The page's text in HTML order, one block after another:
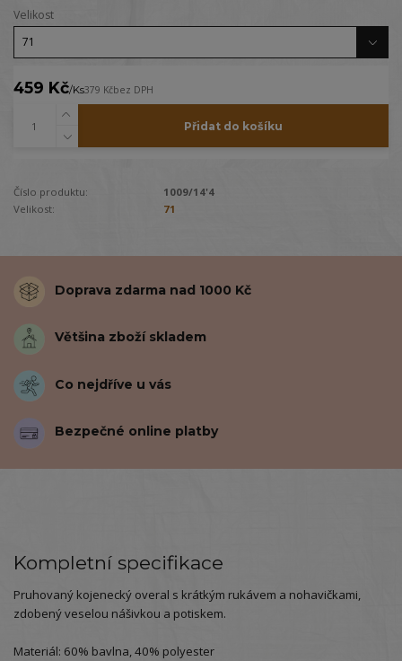
Velikost
459 Kč/Ks379 Kčbez DPH
Přidat do košíku
Číslo produktu:
1009/14'4
Velikost:
71
Doprava zdarma nad 1000 Kč
Většina zboží skladem
Co nejdříve u vás
Bezpečné online platby
Kompletní specifikace
Pruhovaný kojenecký overal s krátkým rukávem a nohavičkami,
zdobený veselou nášivkou a potiskem.
Materiál: 60% bavlna, 40% polyester